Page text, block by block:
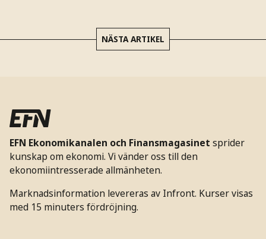
NÄSTA ARTIKEL
EFN Ekonomikanalen och Finansmagasinet sprider
kunskap om ekonomi. Vi vänder oss till den
ekonomiintresserade allmänheten.
Marknadsinformation levereras av Infront. Kurser visas
med 15 minuters fördröjning.